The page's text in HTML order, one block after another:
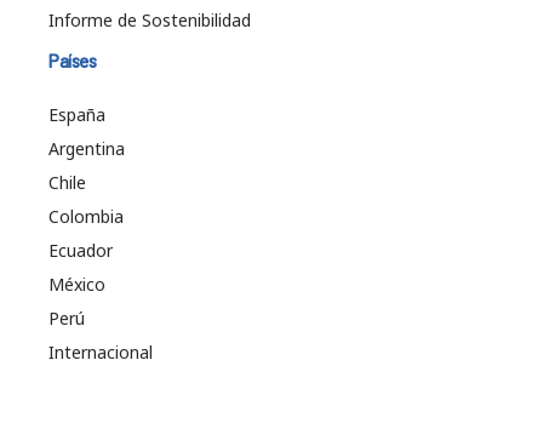
Informe de Sostenibilidad
Países
España
Argentina
Chile
Colombia
Ecuador
México
Perú
Internacional